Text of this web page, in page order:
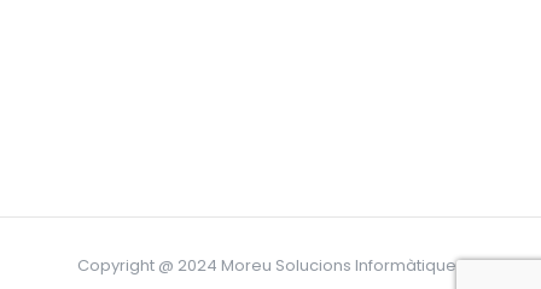
Copyright @ 2024 Moreu Solucions Informàtiques